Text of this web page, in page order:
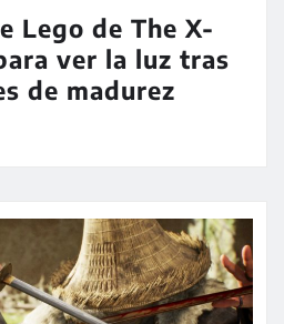
Lego de The X-
ver la luz tras
de madurez